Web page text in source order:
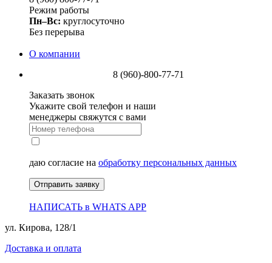
Режим работы
Пн–Вс: круглосуточно
Без перерыва
О компании
8 (960)-800-77-71
Заказать звонок
Укажите свой телефон и наши
менеджеры свяжутся с вами
даю согласие на обработку персональных данных
Отправить заявку
НАПИСАТЬ в WHATS APP
ул. Кирова, 128/1
Доставка и оплата